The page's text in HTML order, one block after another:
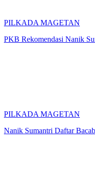
PILKADA MAGETAN
PKB Rekomendasi Nanik
PILKADA MAGETAN
Nanik Sumantri Daftar